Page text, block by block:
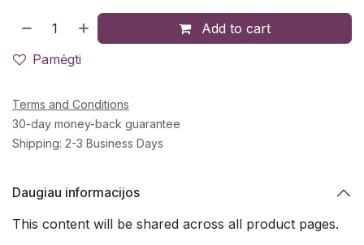
Add to cart
Pamėgti
Terms and Conditions
30-day money-back guarantee
Shipping: 2-3 Business Days
Daugiau informacijos
This content will be shared across all product pages.